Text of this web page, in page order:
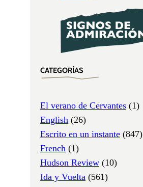
CATEGORÍAS
El verano de Cervantes (1)
English (26)
Escrito en un instante (847)
French (1)
Hudson Review (10)
Ida y Vuelta (561)